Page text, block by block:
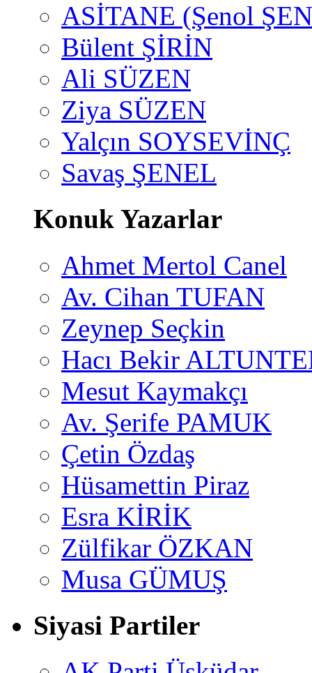
ASİTANE (Şenol
Bülent ŞİRİN
Ali SÜZEN
Ziya SÜZEN
Yalçın SOYSEVİNÇ
Savaş ŞENEL
Konuk Yazarlar
Ahmet Mertol Canel
Av. Cihan TUFAN
Zeynep Seçkin
Hacı Bekir
Mesut Kaymakçı
Av. Şerife PAMUK
Çetin Özdaş
Hüsamettin Piraz
Esra KİRİK
Zülfikar ÖZKAN
Musa GÜMUŞ
Siyasi Partiler